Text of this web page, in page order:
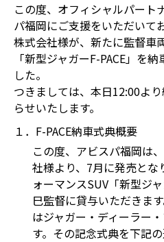
この度、オフィシャルパート
パ福岡にご支援をいただいて
株式会社様が、新たに監督車
「新型ジャガーF-PACE」を
した。
つきましては、本日12:00よ
らせいたします。
１．F-PACE納車式典概要
この度、アビスパ福岡は
社様より、7月に発売とな
ォーマンスSUV「新型ジ
巳監督に貸与いただきま
はジャガー・ディーラー
す。その記念式典を下記